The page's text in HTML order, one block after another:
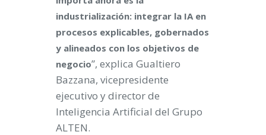
industrialización: integrar la IA en
procesos explicables, gobernados
y alineados con los objetivos de
negocio”, explica Gualtiero
Bazzana, vicepresidente
ejecutivo y director de
Inteligencia Artificial del Grupo
ALTEN.